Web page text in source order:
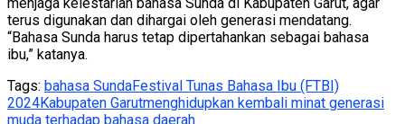
menjaga kelestarian bahasa Sunda di Kabupaten Garut, agar
terus digunakan dan dihargai oleh generasi mendatang.
“Bahasa Sunda harus tetap dipertahankan sebagai bahasa
ibu,” katanya.
Tags: bahasa SundaFestival Tunas Bahasa Ibu (FTBI)
2024Kabupaten Garutmenghidupkan kembali minat generasi
muda terhadap bahasa daerah